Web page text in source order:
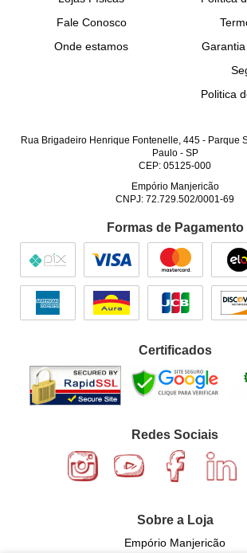
Fale Conosco
Onde estamos
Politica
Rua Brigadeiro Henrique Fontenelle, 445 - Parque
Paulo- SP
CEP: 05125-000
Empório Manjericão
CNPJ: 72.729.502/0001-69
Formas de Pagamento
Certificados
Redes Sociais
Sobre a Loja
Empório Manjericão